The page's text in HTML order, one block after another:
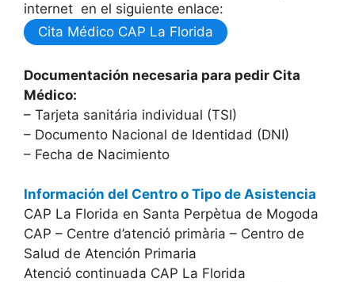
internet en el siguiente enlace:
Cita Médico CAP La Florida
Documentación necesaria para pedir Cita
Médico:
– Tarjeta sanitária individual (TSI)
– Documento Nacional de Identidad (DNI)
– Fecha de Nacimiento
Información del Centro o Tipo de Asistencia
CAP La Florida en Santa Perpètua de Mogoda
CAP – Centre d’atenció primària – Centro de
Salud de Atención Primaria
Atenció continuada CAP La Florida